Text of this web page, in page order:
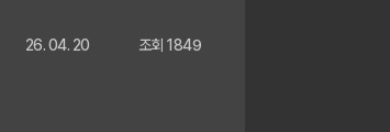
26. 04. 20 조회 1849